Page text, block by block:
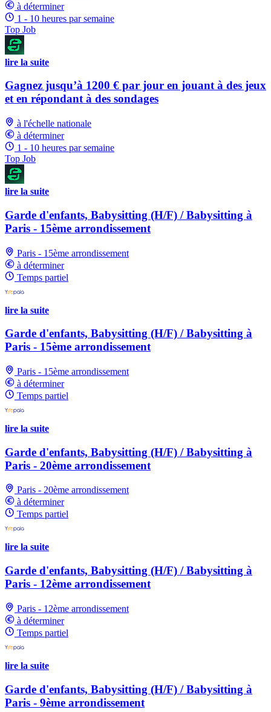
à déterminer
1 - 10 heures par semaine
Top Job
lire la suite
Gagnez jusqu’à 1200 € par jour en jouant à des jeux
et en répondant à des sondages
à l'échelle nationale
à déterminer
1 - 10 heures par semaine
Top Job
lire la suite
Garde d'enfants, Babysitting (H/F) / Babysitting à
Paris - 15ème arrondissement
Paris - 15ème arrondissement
à déterminer
Temps partiel
lire la suite
Garde d'enfants, Babysitting (H/F) / Babysitting à
Paris - 15ème arrondissement
Paris - 15ème arrondissement
à déterminer
Temps partiel
lire la suite
Garde d'enfants, Babysitting (H/F) / Babysitting à
Paris - 20ème arrondissement
Paris - 20ème arrondissement
à déterminer
Temps partiel
lire la suite
Garde d'enfants, Babysitting (H/F) / Babysitting à
Paris - 12ème arrondissement
Paris - 12ème arrondissement
à déterminer
Temps partiel
lire la suite
Garde d'enfants, Babysitting (H/F) / Babysitting à
Paris - 9ème arrondissement